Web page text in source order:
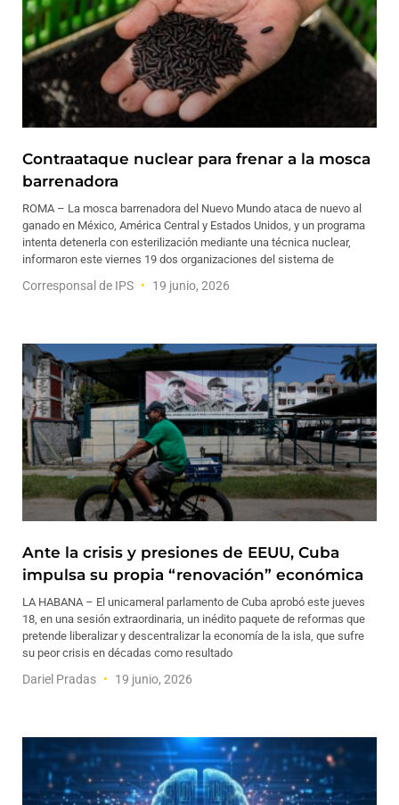
Contraataque nuclear para frenar a la mosca
barrenadora
ROMA – La mosca barrenadora del Nuevo Mundo ataca de nuevo al
ganado en México, América Central y Estados Unidos, y un programa
intenta detenerla con esterilización mediante una técnica nuclear,
informaron este viernes 19 dos organizaciones del sistema de
Corresponsal de IPS 19 junio, 2026
Ante la crisis y presiones de EEUU, Cuba
impulsa su propia “renovación” económica
LA HABANA – El unicameral parlamento de Cuba aprobó este jueves
18, en una sesión extraordinaria, un inédito paquete de reformas que
pretende liberalizar y descentralizar la economía de la isla, que sufre
su peor crisis en décadas como resultado
Dariel Pradas 19 junio, 2026